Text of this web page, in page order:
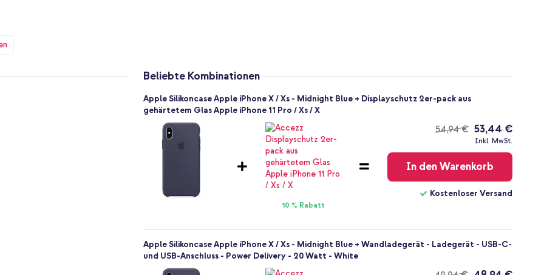
Letzteres wird deutlich
am Telefon sorgt.
schlank und leicht. Auf diese
Anschlüsse, Tasten und die
Funktion unterstützt. So
Beliebte Kombinationen
Apple Silikoncase Apple iPhone X / Xs - Midnight Blue + Displayschutz 2er-pack aus
gehärtetem Glas Apple iPhone 11 Pro / Xs / X
10 % Rabatt
54,94 €
Kostenloser
53,44 €
Inkl. MwSt.
In den Warenkorb
Kostenloser Versand
Apple Silikoncase Apple iPhone X / Xs - Midnight Blue + Wandladegerät - Ladegerät - USB-C-
und USB-Anschluss - Power Delivery - 20 Watt - White